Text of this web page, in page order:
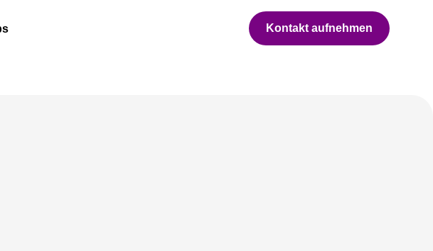
Kontakt aufnehmen